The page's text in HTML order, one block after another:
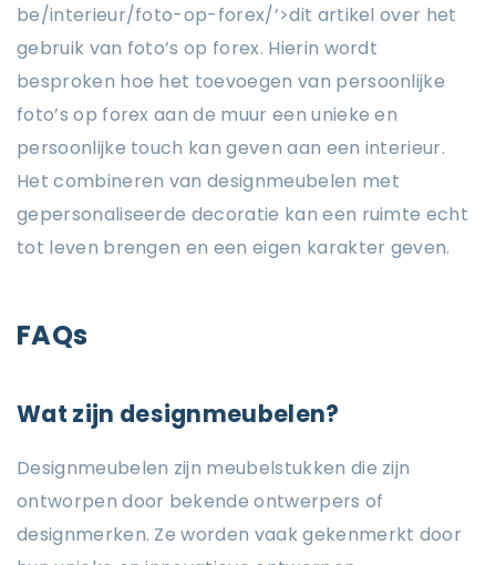
be/interieur/foto-op-forex/’>dit artikel over het
gebruik van foto’s op forex. Hierin wordt
besproken hoe het toevoegen van persoonlijke
foto’s op forex aan de muur een unieke en
persoonlijke touch kan geven aan een interieur.
Het combineren van designmeubelen met
gepersonaliseerde decoratie kan een ruimte echt
tot leven brengen en een eigen karakter geven.
FAQs
Wat zijn designmeubelen?
Designmeubelen zijn meubelstukken die zijn
ontworpen door bekende ontwerpers of
designmerken. Ze worden vaak gekenmerkt door